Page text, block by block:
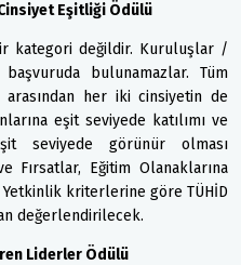
Cinsiyet Eşitliği Ödülü
kategori değildir. Kuruluşlar /
bulunamazlar. Tüm
her iki cinsiyetin de
eşit seviyede katılımı ve
seviyede görünür olması
Fırsatlar, Eğitim Olanaklarına
Yetkinlik kriterlerine göre TÜHİD
değerlendirilecek.
Liderler Ödülü